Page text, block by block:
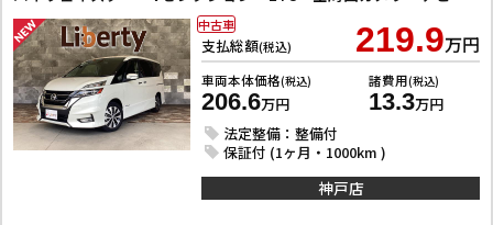
支払総額(税込) 219.9万円
車両本体価格(税込)
206.6万円
諸費用(税込)
13.3万円
法定整備：整備付
保証付 (1ヶ月・1000km )
中古車
神戸店